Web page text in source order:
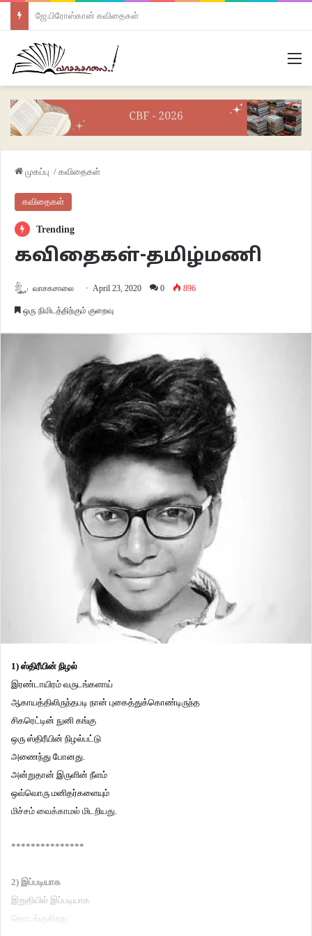
ஜே.பிரோஸ்கான் கவிதைகள்
முகப்பு / கவிதைகள்
கவிதைகள்
Trending
கவிதைகள்-தமிழ்மணி
வாசகசாலை April 23, 2020 0 896
ஒரு நிமிடத்திற்கும் குறைவு
1) ஸ்திரீயின் நிழல்
இரண்டாயிரம் வருடங்களாய்
ஆகாயத்திலிருந்தபடி நான் புகைத்துக்கொண்டிருந்த
சிகரெட்டின் நுனி கங்கு
ஒரு ஸ்திரீயின் நிழல்பட்டு
அணைந்து போனது.
அன்றுதான் இருளின் நீளம்
ஒவ்வொரு மனிதர்களையும்
மிச்சம் வைக்காமல் மிடறியது.
***************
2) இப்படியாக
இறுதியில் இப்படியாக
தொடங்குகிறது